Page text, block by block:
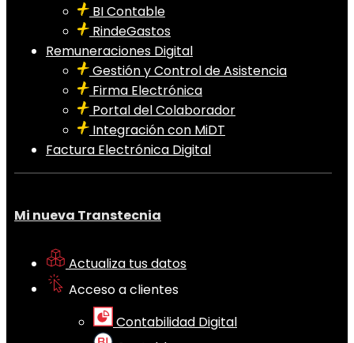
BI Contable
RindeGastos
Remuneraciones Digital
Gestión y Control de Asistencia
Firma Electrónica
Portal del Colaborador
Integración con MiDT
Factura Electrónica Digital
Mi nueva Transtecnia
Actualiza tus datos
Acceso a clientes
Contabilidad Digital